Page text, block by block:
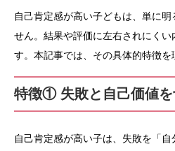
自己肯定感が高い子どもは、単に
せん。結果や評価に左右されにくい
す。本記事では、その具体的特徴を
特徴① 失敗と自己価値を
自己肯定感が高い子は、失敗を「